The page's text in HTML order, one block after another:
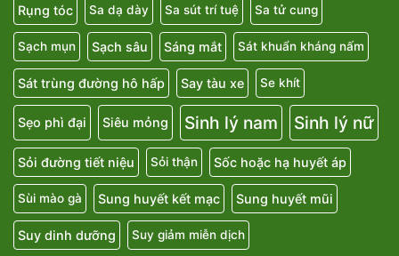
Rụng tóc Sa dạ dày Sa sút trí tuệ Sa tử cung
Sạch mụn Sạch sâu Sáng mắt Sát khuẩn kháng nấm
Sát trùng đường hô hấp Say tàu xe Se khít
Sẹo phì đại Siêu mỏng Sinh lý nam Sinh lý nữ
Sỏi đường tiết niệu Sỏi thận Sốc hoặc hạ huyết áp
Sùi mào gà Sung huyết kết mạc Sung huyết mũi
Suy dinh dưỡng Suy giảm miễn dịch